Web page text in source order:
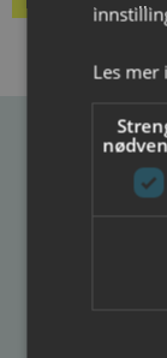
Ibsenhuset
Les mer